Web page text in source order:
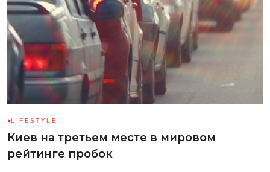
LIFESTYLE
Киев на третьем месте в мировом
рейтинге пробок